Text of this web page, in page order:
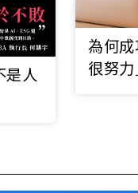
是人
為何成
很努力